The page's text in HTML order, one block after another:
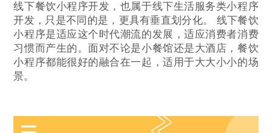
线下餐饮小程序开发，也属于线下生活服务类小程序
开发，只是不同的是，更具有垂直划分化。 线下餐饮
小程序是适应这个时代潮流的发展，适应消费者消费
习惯而产生的。面对不论是小餐馆还是大酒店，餐饮
小程序都能很好的融合在一起，适用于大大小小的场
景。